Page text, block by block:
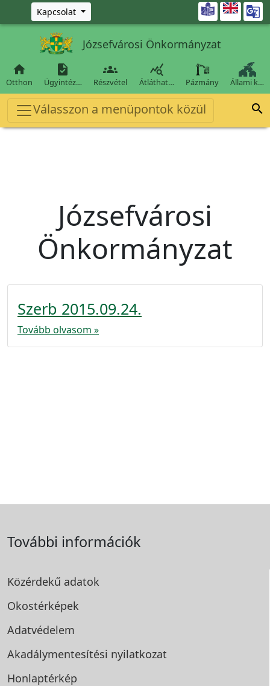
Ugrás a fő tartalomra
Kapcsolat 
Józsefvárosi Önkormányzat

Otthon

Ügyintéz…

Részvétel

Átláthat… Pázmány Állami k…
Válasszon a menüpontok közül 
Józsefvárosi
Önkormányzat
Szerb 2015.09.24.
Tovább olvasom »
További információk
Közérdekű adatok
Okostérképek
Adatvédelem
Akadálymentesítési nyilatkozat
Honlaptérkép